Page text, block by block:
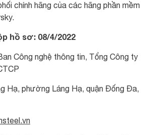
chính hãng của các hãng phần mềm
hồ sơ: 08/4/2022
Công nghệ thông tin, Tổng Công ty
Hạ, phường Láng Hạ, quận Đống Đa,